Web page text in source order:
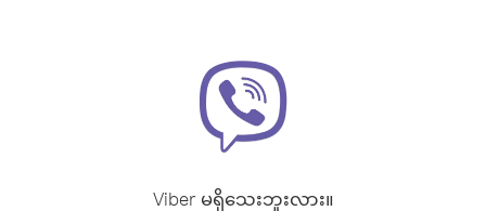
Viber မရှိသေးဘူးလား။